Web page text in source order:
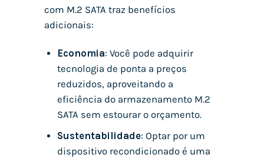
com M.2 SATA traz benefícios
adicionais:
Economia: Você pode adquirir
tecnologia de ponta a preços
reduzidos, aproveitando a
eficiência do armazenamento M.2
SATA sem estourar o orçamento.
Sustentabilidade: Optar por um
dispositivo recondicionado é uma